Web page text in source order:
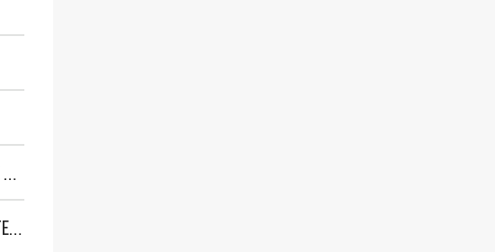
"ОЧЕНЬ ПЛОХИЕ НОВОСТИ": БОЛЬШАЯ ОШИБКА PALANTIR В РОССИИ. СТРАНЫ НАТО ВПЕРВЫЕ ЗА СВО ОСТАНОВИЛИ ПОСТАВКИ ОРУЖИЯ. ВСУ ТЕРЯЮТ ПРИГРАНИЧЬЕ?
ТРИ ГЛАВНЫХ ИНСАЙДА ОБ СВО. ОТМЕНА МОБИЛИЗАЦИИ И ВОЗВРАЩЕНИЕ "ГЕНЕРАЛА АРМАГЕДДОНА"? ОТЛИЧНЫЕ НОВОСТИ, КОТОРЫЕ ЖДАЛИ ВСЕ